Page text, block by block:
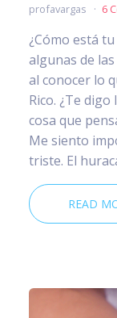
profavargas 6
¿Cómo está
algunas de
al conocer lo
Rico. ¿Te
cosa que
Me siento
triste. El
READ